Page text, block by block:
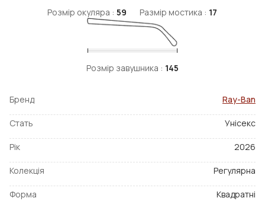
Розмір окуляра : 59 Размір мостика : 17
Розмір завушника : 145
Бренд Ray-Ban
Стать Унісекс
Рік 2026
Колекція Регулярна
Форма Квадратні